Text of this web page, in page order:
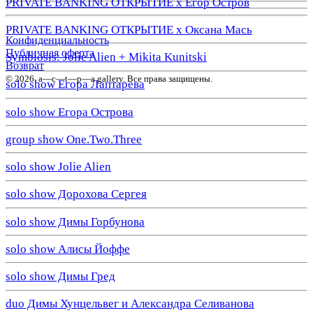
PRIVATE BANKING ОТКРЫТИЕ х Оксана Мась
Symbiosis: Jolie Alien + Mikita Kunitski
solo show Егора Лаптарева
solo show Егора Острова
group show One.Two.Three
solo show Jolie Alien
solo show Дорохова Сергея
solo show Димы Горбунова
solo show Алисы Йоффе
solo show Димы Гред
duo Димы Хунцельвег и Александра Селиванова
Конфиденциальность
Публичная оферта
Возврат
© 2026. a—с—t—р—a gallery. Все права защищены.